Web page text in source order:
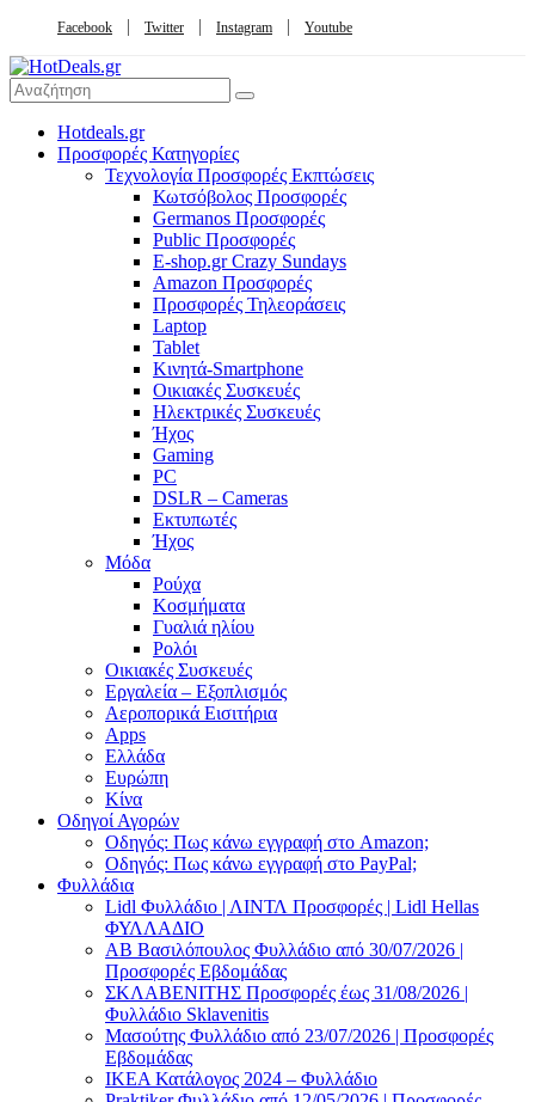
Facebook Twitter Instagram Youtube
Hotdeals.gr
Προσφορές Κατηγορίες
Τεχνολογία Προσφορές Εκπτώσεις
Κωτσόβολος Προσφορές
Germanos Προσφορές
Public Προσφορές
E-shop.gr Crazy Sundays
Amazon Προσφορές
Προσφορές Τηλεοράσεις
Laptop
Tablet
Κινητά-Smartphone
Οικιακές Συσκευές
Hλεκτρικές Συσκευές
Ήχος
Gaming
PC
DSLR – Cameras
Εκτυπωτές
Ήχος
Μόδα
Ρούχα
Κοσμήματα
Γυαλιά ηλίου
Ρολόι
Οικιακές Συσκευές
Εργαλεία – Εξοπλισμός
Αεροπορικά Εισιτήρια
Apps
Ελλάδα
Ευρώπη
Κίνα
Οδηγοί Αγορών
Οδηγός: Πως κάνω εγγραφή στο Amazon;
Οδηγός: Πως κάνω εγγραφή στο PayPal;
Φυλλάδια
Lidl Φυλλάδιο | ΛΙΝΤΛ Προσφορές | Lidl Hellas
ΦΥΛΛΑΔΙΟ
AB Βασιλόπουλος Φυλλάδιο από 30/07/2026 |
Προσφορές Εβδομάδας
ΣΚΛΑΒΕΝΙΤΗΣ Προσφορές έως 31/08/2026 |
Φυλλάδιο Sklavenitis
Μασούτης Φυλλάδιο από 23/07/2026 | Προσφορές
Εβδομάδας
ΙΚΕΑ Κατάλογος 2024 – Φυλλάδιο